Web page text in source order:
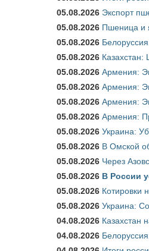
05.08.2026 Экспорт
05.08.2026 Пшеница и
05.08.2026
05.08.2026
05.08.2026 Армения:
05.08.2026 Армения:
05.08.2026 Армения:
05.08.2026 Армения:
05.08.2026 Украина:
05.08.2026 В Омской
05.08.2026 Через
05.08.2026 В России
05.08.2026 Котировки
05.08.2026 Украина:
04.08.2026 Казахстан
04.08.2026